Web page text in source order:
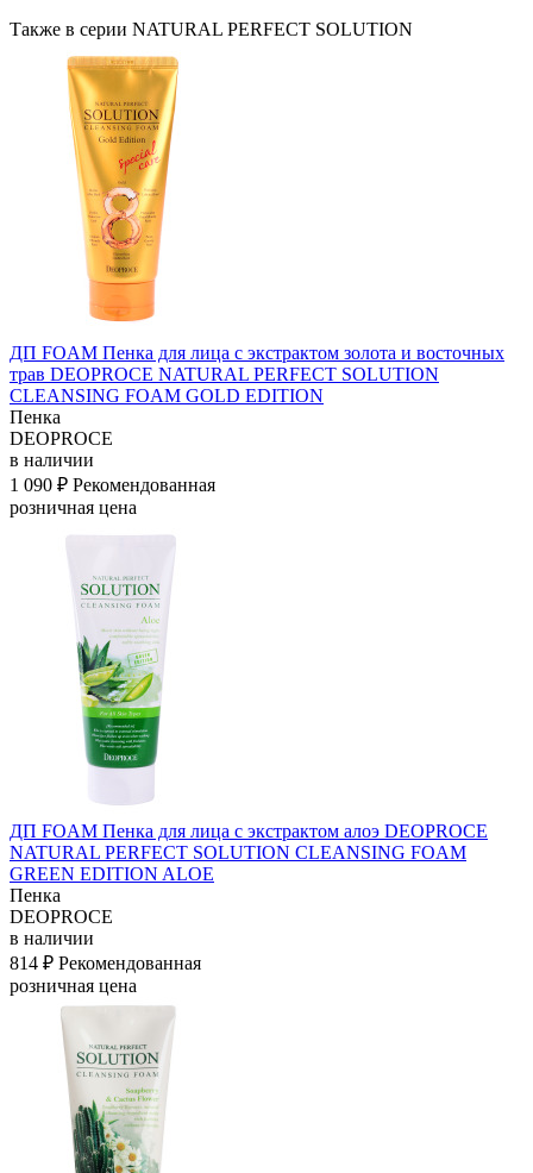
Также в серии NATURAL PERFECT SOLUTION
ДП FOAM Пенка для лица с экстрактом золота и восточных
трав DEOPROCE NATURAL PERFECT SOLUTION
CLEANSING FOAM GOLD EDITION
Пенка
DEOPROCE
в наличии
1 090 ₽ Рекомендованная
розничная цена
ДП FOAM Пенка для лица с экстрактом алоэ DEOPROCE
NATURAL PERFECT SOLUTION CLEANSING FOAM
GREEN EDITION ALOE
Пенка
DEOPROCE
в наличии
814 ₽ Рекомендованная
розничная цена